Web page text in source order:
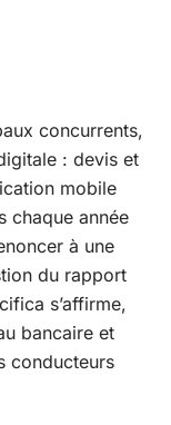
concurrents,
: devis et
mobile
chaque année
à une
du rapport
s’affirme,
bancaire et
conducteurs